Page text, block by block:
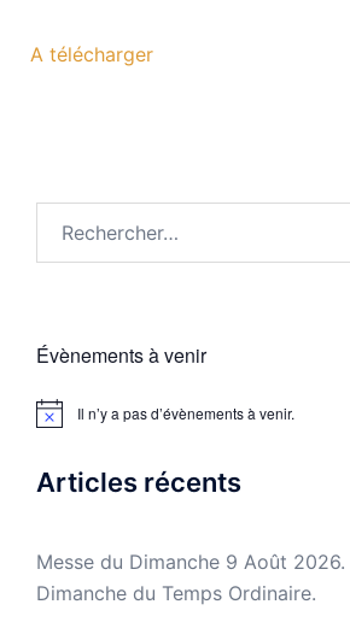
A télécharger
Évènements à venir
Notice Il n’y a pas d’évènements à venir.
Articles récents
Messe du Dimanche 9 Août 2026.
Dimanche du Temps Ordinaire.